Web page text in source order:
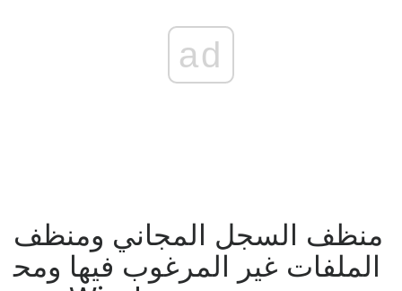
ad
منظف ​​السجل المجاني ومنظف
الملفات غير المرغوب فيها ومح